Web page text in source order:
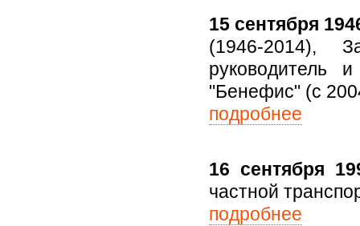
15 сентября
(1946-2014),
руководитель
"Бенефис" (с
подробнее
16 сентября
частной
подробнее